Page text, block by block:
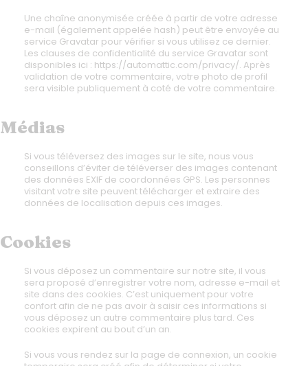
Une chaîne anonymisée créée à partir de votre adresse
e-mail (également appelée hash) peut être envoyée au
service Gravatar pour vérifier si vous utilisez ce dernier.
Les clauses de confidentialité du service Gravatar sont
disponibles ici : https://automattic.com/privacy/. Après
validation de votre commentaire, votre photo de profil
sera visible publiquement à coté de votre commentaire.
Médias
Si vous téléversez des images sur le site, nous vous
conseillons d’éviter de téléverser des images contenant
des données EXIF de coordonnées GPS. Les personnes
visitant votre site peuvent télécharger et extraire des
données de localisation depuis ces images.
Cookies
Si vous déposez un commentaire sur notre site, il vous
sera proposé d’enregistrer votre nom, adresse e-mail et
site dans des cookies. C’est uniquement pour votre
confort afin de ne pas avoir à saisir ces informations si
vous déposez un autre commentaire plus tard. Ces
cookies expirent au bout d’un an.
Si vous vous rendez sur la page de connexion, un cookie